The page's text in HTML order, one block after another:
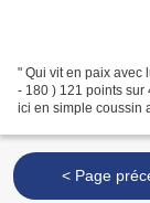
" Qui vit en paix avec
- 180 ) 121 points sur
ici en simple coussin
< Page